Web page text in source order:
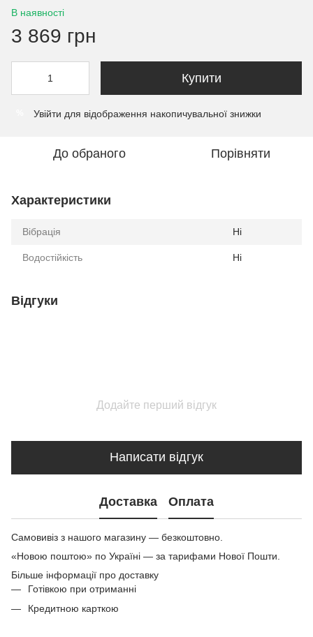
В наявності
3 869 грн
Купити
Увійти для відображення накопичувальної знижки
До обраного Порівняти
Характеристики
Вібрація Ні
Водостійкість Ні
Відгуки
Додайте перший відгук
Написати відгук
Доставка Оплата
Самовивіз з нашого магазину — безкоштовно.
«Новою поштою» по Україні — за тарифами Нової Пошти.
Більше інформації про доставку
Готівкою при отриманні
Кредитною карткою